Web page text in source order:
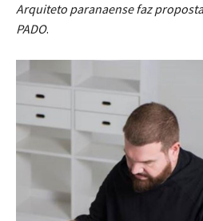
Arquiteto paranaense faz
PADO.